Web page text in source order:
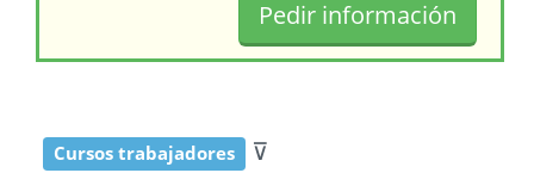
Cursos trabajadores ⊽